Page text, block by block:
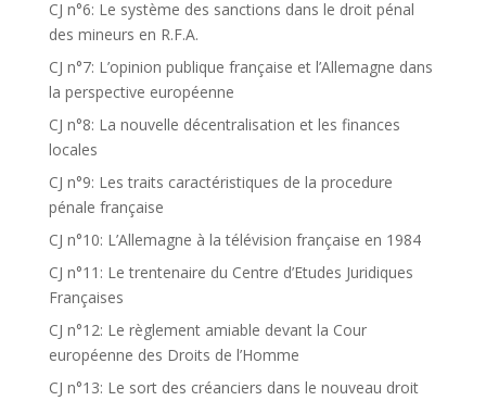
CJ n°6: Le système des sanctions dans le droit pénal
des mineurs en R.F.A.
CJ n°7: L’opinion publique française et l’Allemagne dans
la perspective européenne
CJ n°8: La nouvelle décentralisation et les finances
locales
CJ n°9: Les traits caractéristiques de la procedure
pénale française
CJ n°10: L’Allemagne à la télévision française en 1984
CJ n°11: Le trentenaire du Centre d’Etudes Juridiques
Françaises
CJ n°12: Le règlement amiable devant la Cour
européenne des Droits de l’Homme
CJ n°13: Le sort des créanciers dans le nouveau droit